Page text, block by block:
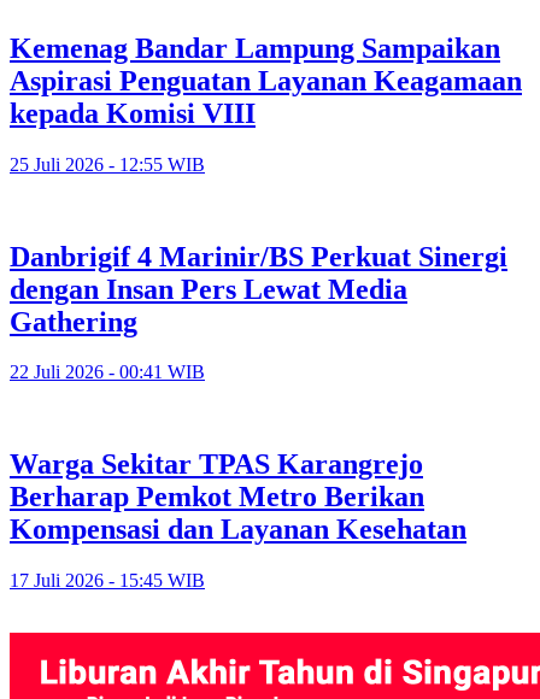
Kemenag Bandar Lampung Sampaikan
Aspirasi Penguatan Layanan Keagamaan
kepada Komisi VIII
25 Juli 2026 - 12:55 WIB
Danbrigif 4 Marinir/BS Perkuat Sinergi
dengan Insan Pers Lewat Media
Gathering
22 Juli 2026 - 00:41 WIB
Warga Sekitar TPAS Karangrejo
Berharap Pemkot Metro Berikan
Kompensasi dan Layanan Kesehatan
17 Juli 2026 - 15:45 WIB